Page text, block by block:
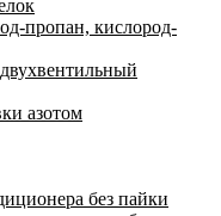
пропан, кислород-
азотом
без пайки